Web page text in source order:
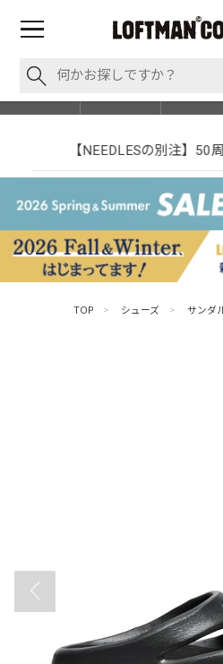
【NEEDLESの別注】50
TOP > シューズ > サンダ